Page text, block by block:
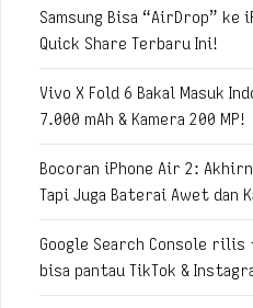
Samsung Bisa “AirDrop” ke
Quick Share Terbaru Ini!
Vivo X Fold 6 Bakal Masuk
7.000 mAh & Kamera 200 MP!
Bocoran iPhone Air 2:
Tapi Juga Baterai Awet dan
Google Search Console
bisa pantau TikTok &